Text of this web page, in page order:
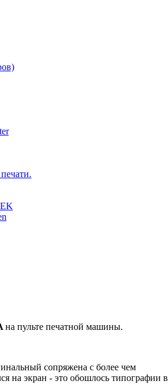
на пульте печатной машины.
сопряжена с более чем
на экран - это обошлось типографии в